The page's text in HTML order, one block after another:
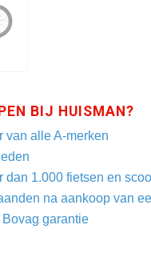
BIJ HUISMAN?
van alle A-merken
dan 1.000 fietsen en
na aankoop van
garantie